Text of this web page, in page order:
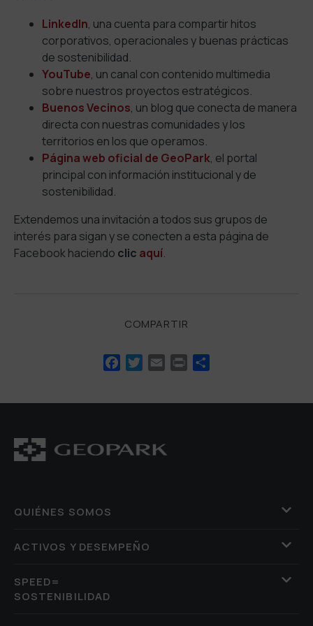
LinkedIn, una cuenta para compartir hitos
corporativos, operacionales y buenas prácticas
de sostenibilidad.
YouTube, un canal con contenido multimedia
sobre nuestros proyectos estratégicos.
Buenos Vecinos, un blog que conecta de manera
directa con nuestras comunidades y los
territorios en los que operamos.
Página web oficial de GeoPark, el portal
principal con información institucional y de
sostenibilidad.
Extendemos una invitación a todos sus grupos de
interés para sigan y se conecten a esta página de
Facebook haciendo clic aquí.
COMPARTIR
Facebook
Twitter
Email Print
QUIÉNES SOMOS
ACTIVOS Y DESEMPEÑO
SPEED=
SOSTENIBILIDAD